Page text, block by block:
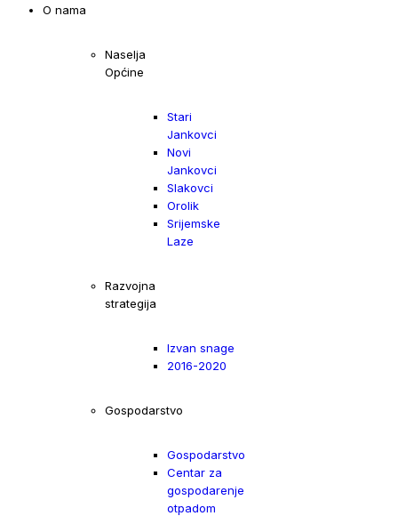
O nama
Naselja
Općine
Stari
Jankovci
Novi
Jankovci
Slakovci
Orolik
Srijemske
Laze
Razvojna
strategija
Izvan snage
2016-2020
Gospodarstvo
Gospodarstvo
Centar za
gospodarenje
otpadom